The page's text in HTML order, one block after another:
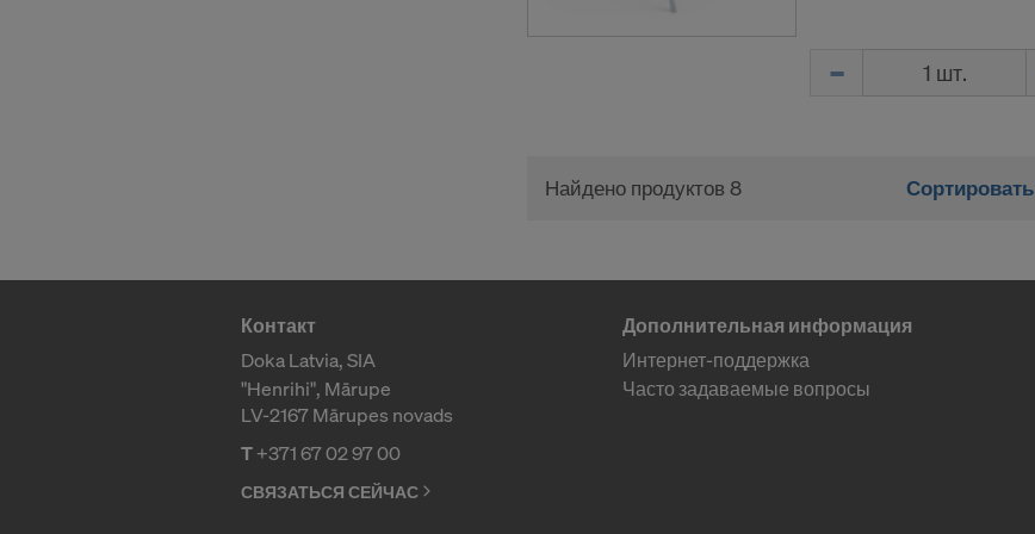
Найдено продуктов 8 Сортировать
Контакт
Doka Latvia, SIA
"Henrihi", Mārupe
LV-2167 Mārupes novads
T+371 67 02 97 00
СВЯЗАТЬСЯ СЕЙЧАС
Дополнительная информация
Интернет-поддержка
Часто задаваемые вопросы